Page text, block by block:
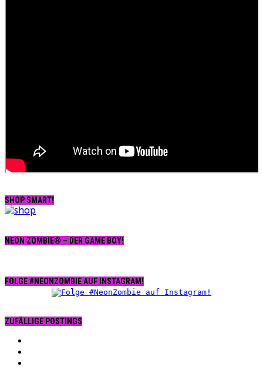
SHOP SMART!
NEON ZOMBIE® – DER GAME BOY!
FOLGE #NEONZOMBIE AUF INSTAGRAM!
ZUFÄLLIGE POSTINGS